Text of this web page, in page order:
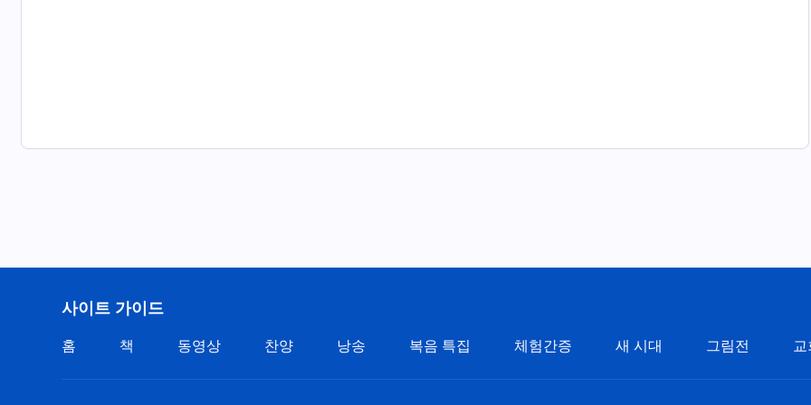
사이트 가이드
홈 책 동영상 찬양 낭송 복음 특집 체험간증 새 시대 그림전